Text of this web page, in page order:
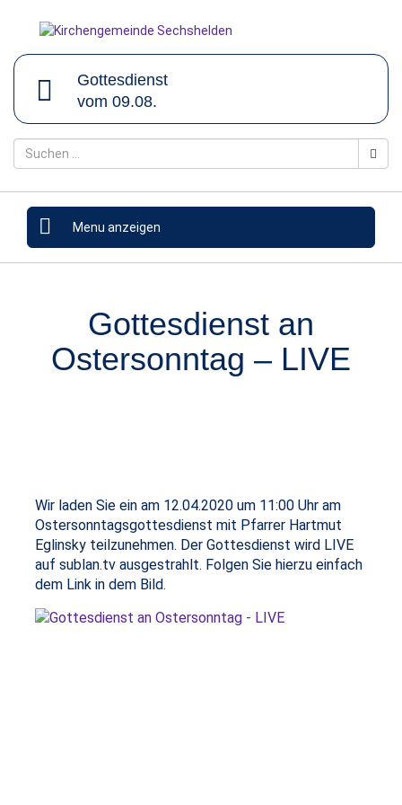
Gottesdienst
vom 09.08.
Menu anzeigen
Gottesdienst an
Ostersonntag – LIVE
Wir laden Sie ein am 12.04.2020 um 11:00 Uhr am
Ostersonntagsgottesdienst mit Pfarrer Hartmut
Eglinsky teilzunehmen. Der Gottesdienst wird LIVE
auf sublan.tv ausgestrahlt. Folgen Sie hierzu einfach
dem Link in dem Bild.